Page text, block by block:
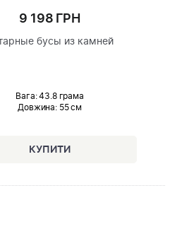
9 198 ГРН
бусы из камней
Вага: 43.8 грама
Довжина:55 см